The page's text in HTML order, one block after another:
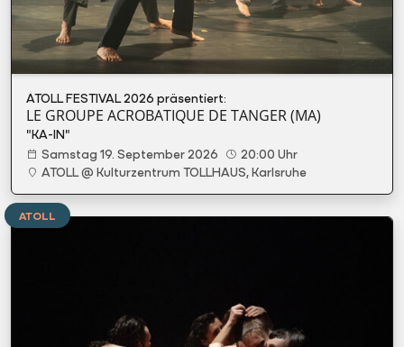
ATOLL FESTIVAL 2026 präsentiert:
LE GROUPE ACROBATIQUE DE TANGER (MA)
"KA-IN"
Samstag 19. September 2026
20:00 Uhr
ATOLL @ Kulturzentrum TOLLHAUS, Karlsruhe
ATOLL